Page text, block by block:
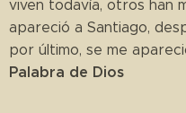
viven todavía, otros han
apareció a Santiago,
por último, se me
Palabra de Dios